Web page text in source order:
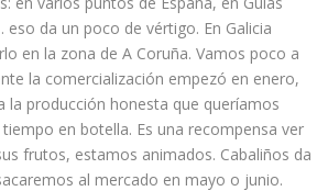
eso da un poco de vértigo. En Galicia
en la zona de A Coruña. Vamos poco a
la comercialización empezó en enero,
la producción honesta que queríamos
en botella. Es una recompensa ver
frutos, estamos animados. Cabaliños da
al mercado en mayo o junio.